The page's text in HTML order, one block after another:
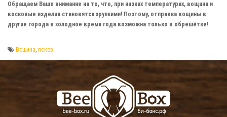
Обращаем Ваше внимание на то, что, при низких температурах, вощина и
восковые изделия становятся хрупкими! Поэтому, отправка вощины в
другие города в холодное время года возможна только в обрешётке!
Вощина, псков